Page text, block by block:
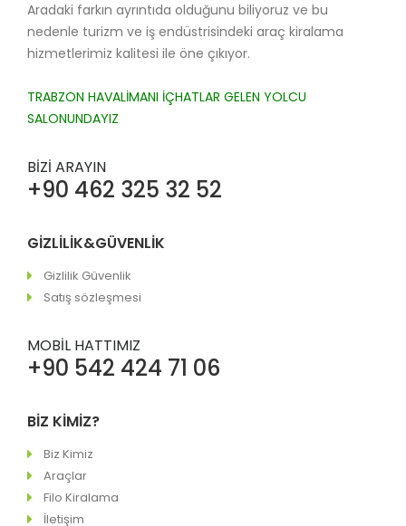
Aradaki farkın ayrıntıda olduğunu biliyoruz ve bu
nedenle turizm ve iş endüstrisindeki araç kiralama
hizmetlerimiz kalitesi ile öne çıkıyor.
TRABZON HAVALİMANI İÇHATLAR GELEN YOLCU
SALONUNDAYIZ
BİZİ ARAYIN
+90 462 325 32 52
GİZLİLİK&GÜVENLİK
Gizlilik Güvenlik
Satış sözleşmesi
MOBİL HATTIMIZ
+90 542 424 71 06
BİZ KİMİZ?
Biz Kimiz
Araçlar
Filo Kiralama
İletişim